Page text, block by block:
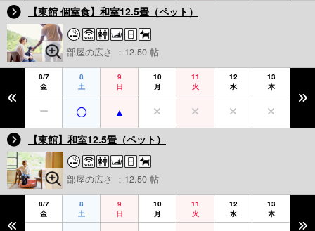
【東館 個室食】和室12.5畳（ペット）
部屋の広さ ：12.50 帖
8/7
金
8
土
9
日
10
月
11
火
12
水
13
木
【東館】和室12.5畳（ペット）
部屋の広さ ：12.50 帖
8/7
金
8
土
9
日
10
月
11
火
12
水
13
木